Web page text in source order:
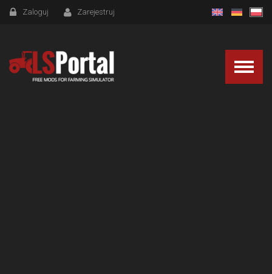
Zaloguj Zarejestruj